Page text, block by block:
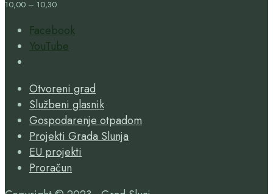
10,00 – 10,30
Facebook
YouTube
Window
Otvoreni grad
Službeni glasnik
Gospodarenje otpadom
Projekti Grada Slunja
EU projekti
Proračun